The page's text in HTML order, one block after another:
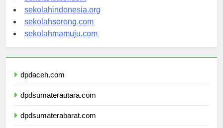
sekolahsalor.com
sekolahindonesia.org
sekolahsorong.com